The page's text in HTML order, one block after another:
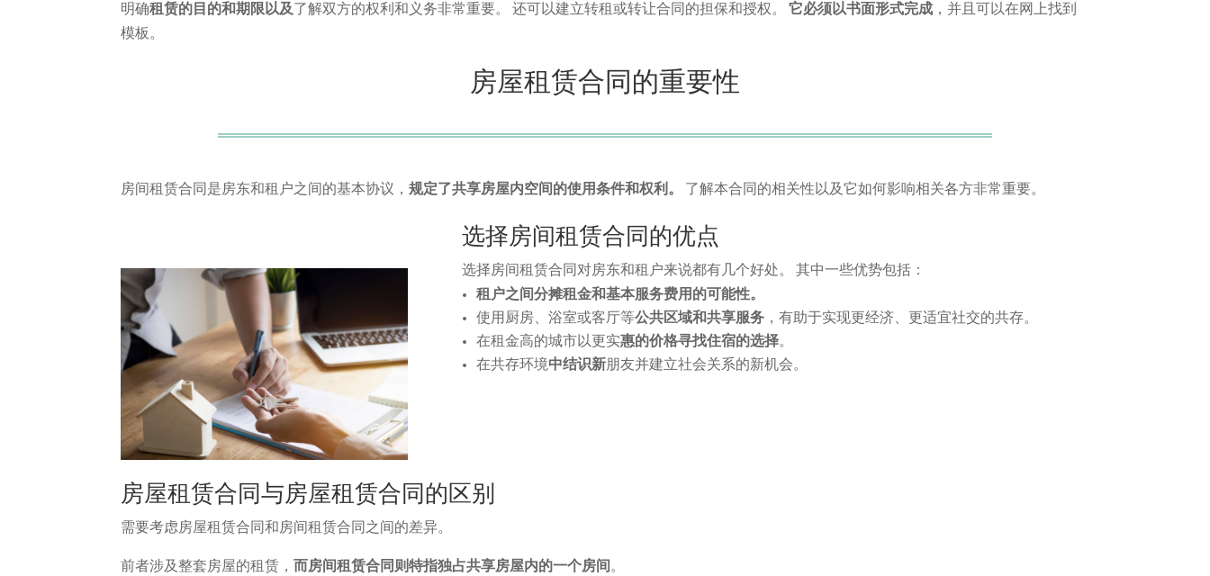
明确租赁的目的和期限以及了解双方的权利和义务非常重要。 还可以建立转租或转让合同的担保和授权。它必须以书面形式完成 ，并且可以在网上找到
模板。
房屋租赁合同的重要性
房间租赁合同是房东和租户之间的基本协议，规定了共享房屋内空间的使用条件和权利。 了解本合同的相关性以及它如何影响相关各方非常重要。
选择房间租赁合同的优点
选择房间租赁合同对房东和租户来说都有几个好处。 其中一些优势包括：
租户之间分摊租金和基本服务费用的可能性。
使用厨房、浴室或客厅等公共区域和共享服务，有助于实现更经济、更适宜社交的共存。
在租金高的城市以更实惠的价格寻找住宿的选择。
在共存环境中结识新朋友并建立社会关系的新机会。
房屋租赁合同与房屋租赁合同的区别
需要考虑房屋租赁合同和房间租赁合同之间的差异。
前者涉及整套房屋的租赁， 而房间租赁合同则特指独占共享房屋内的一个房间 。